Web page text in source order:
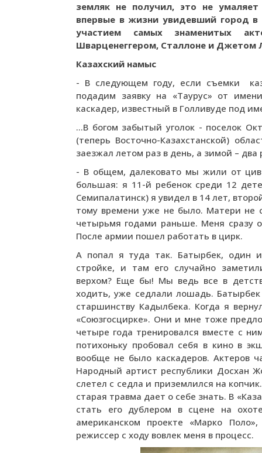
земляк не получил, это не умаляет
впервые в жизни увидевший город в
участием самых знаменитых
Шварценеггером, Сталлоне и Джетом
Казахский намыс
- В следующем году, если съемки
подадим заявку на «Таурус» от
каскадер, известный в Голливуде под
…В богом забытый уголок - поселок
(теперь Восточно-Казахстанской)
заезжал летом раз в день, а зимой – два
- В общем, далековато мы жили от
большая: я 11-й ребенок среди 12
Семипалатинск) я увидел в 14 лет,
тому времени уже не было. Матери не
четырьмя годами раньше. Меня сразу
После армии пошел работать в цирк.
А попал я туда так. Батырбек, один
стройке, и там его случайно
верхом? Еще бы! Мы ведь все в
ходить, уже седлали лошадь.
старшинству Кадылбека. Когда я
«Союзгосцирке». Они и мне тоже
четыре года тренировался вместе с
потихоньку пробовал себя в кино в
вообще не было каскадеров. Актеров
Народный артист республики Досхан
слетел с седла и приземлился на
старая травма дает о себе знать. В
стать его дублером в сцене на
американском проекте «Марко
режиссер с ходу вовлек меня в процесс.